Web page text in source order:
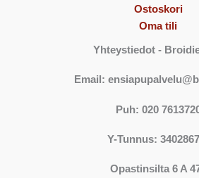
Ostoskori
Oma tili
Yhteystiedot-
Email:
Puh: 020
Y-Tunnus:
Opastinsilta 6 A